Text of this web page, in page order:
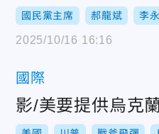
國民黨主席 郝龍斌 李
2025/10/16 16:16
國際
影/美要提供烏克